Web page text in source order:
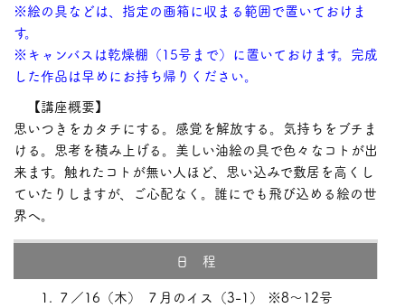
※絵の具などは、指定の画箱に収まる範囲で置いておけま
す。
※キャンバスは乾燥棚（15号まで）に置いておけます。完成
した作品は早めにお持ち帰りください。
【講座概要】
思いつきをカタチにする。感覚を解放する。気持ちをブチま
ける。思考を積み上げる。美しい油絵の具で色々なコトが出
来ます。触れたコトが無い人ほど、思い込みで敷居を高くし
ていたりしますが、ご心配なく。誰にでも飛び込める絵の世
界へ。
日 程
７／16（木） ７月のイス（3-1） ※8～12号